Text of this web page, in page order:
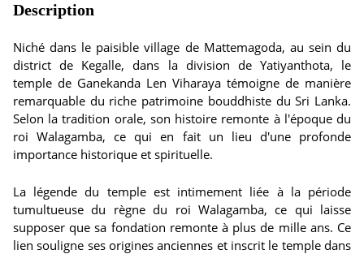
Description
Niché dans le paisible village de Mattemagoda, au sein du
district de Kegalle, dans la division de Yatiyanthota, le
temple de Ganekanda Len Viharaya témoigne de manière
remarquable du riche patrimoine bouddhiste du Sri Lanka.
Selon la tradition orale, son histoire remonte à l'époque du
roi Walagamba, ce qui en fait un lieu d'une profonde
importance historique et spirituelle.
La légende du temple est intimement liée à la période
tumultueuse du règne du roi Walagamba, ce qui laisse
supposer que sa fondation remonte à plus de mille ans. Ce
lien souligne ses origines anciennes et inscrit le temple dans